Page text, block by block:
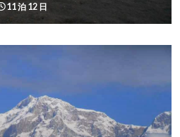
11 泊 12 日